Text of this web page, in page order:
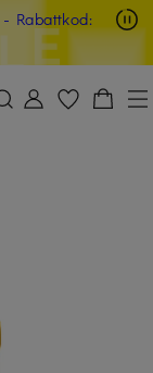
- Rabattkod: